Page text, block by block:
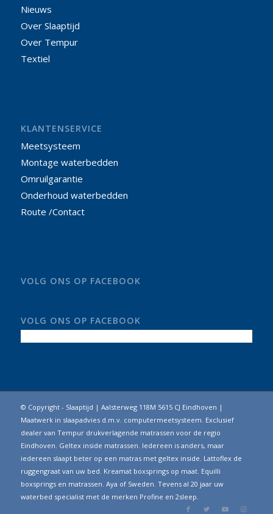
Nieuws
Over Slaaptijd
Over Tempur
Textiel
KLANTENSERVICE
Meetsysteem
Montage waterbedden
Omruilgarantie
Onderhoud waterbedden
Route /Contact
VOLG ONS OP FACEBOOK
VOLG ONS OP FACEBOOK
© Copyright - Slaaptijd | Aalsterweg 118M 5615 CJ Eindhoven |
Maatwerk in slaapadvies d.m.v. computermeetsysteem. Exclusief
dealer van Tempur drukverlagende matrassen voor de regio
Eindhoven. Geltex inside matrassen. Iedereen is anders, maar
iedereen slaapt beter op een matras met geltex inside. Lattoflex de
ruggengraat van uw bed. Kreamat boxsprings op maat. Equilli
boxsprings en matrassen. Aya of Sweden. Tevens al 20 jaar uw
waterbed specialist met de merken Profine en 2sleep.